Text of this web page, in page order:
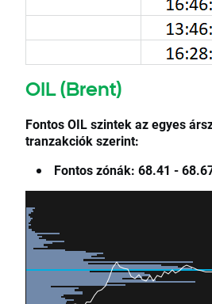
OIL(Brent)
Fontos OIL szintek az egyes
tranzakciók szerint:
Fontos zónák: 68.41 -